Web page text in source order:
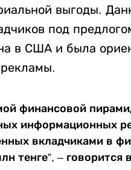
выгоды.
под
в США и была
финансовой
информационных
вкладчиками в
тенге”, – говорится